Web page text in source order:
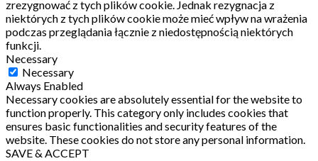
zrezygnować z tych plików cookie. Jednak rezygnacja z
niektórych z tych plików cookie może mieć wpływ na wrażenia
podczas przeglądania łącznie z niedostępnością niektórych
funkcji.
Necessary
Necessary
Always Enabled
Necessary cookies are absolutely essential for the website to
function properly. This category only includes cookies that
ensures basic functionalities and security features of the
website. These cookies do not store any personal information.
SAVE & ACCEPT